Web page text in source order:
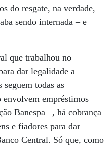
do resgate, na verdade,
sendo internada – e
que trabalhou no
dar legalidade a
seguem todas as
envolvem empréstimos
Banespa –, há cobrança
e fiadores para dar
Central. Só que, como